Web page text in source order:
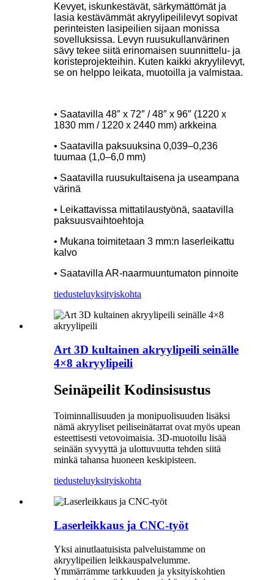
Kevyet, iskunkestävät, särkymättömät ja
lasia kestävämmät akryylipeililevyt sopivat
perinteisten lasipeilien sijaan monissa
sovelluksissa. Levyn ruusukullanvärinen
sävy tekee siitä erinomaisen suunnittelu- ja
koristeprojekteihin. Kuten kaikki akryylilevyt,
se on helppo leikata, muotoilla ja valmistaa.
• Saatavilla 48″ x 72″ / 48″ x 96″ (1220 x
1830 mm / 1220 x 2440 mm) arkkeina
• Saatavilla paksuuksina 0,039–0,236
tuumaa (1,0–6,0 mm)
• Saatavilla ruusukultaisena ja useampana
värinä
• Leikattavissa mittatilaustyönä, saatavilla
paksuusvaihtoehtoja
• Mukana toimitetaan 3 mm:n laserleikattu
kalvo
• Saatavilla AR-naarmuuntumaton pinnoite
tiedusteluyksityiskohta
Art 3D kultainen akryylipeili seinälle
4×8 akryylipeili
Seinäpeilit Kodinsisustus
Toiminnallisuuden ja monipuolisuuden lisäksi
nämä akryyliset peiliseinätarrat ovat myös upean
esteettisesti vetovoimaisia. 3D-muotoilu lisää
seinään syvyyttä ja ulottuvuutta tehden siitä
minkä tahansa huoneen keskipisteen.
tiedusteluyksityiskohta
Laserleikkaus ja CNC-työt
Yksi ainutlaatuisista palveluistamme on
akryylipeilien leikkauspalvelumme.
Ymmärrämme tarkkuuden ja yksityiskohtien